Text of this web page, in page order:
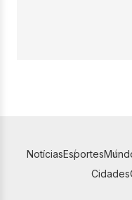
NotíciasEsportes
Cidades